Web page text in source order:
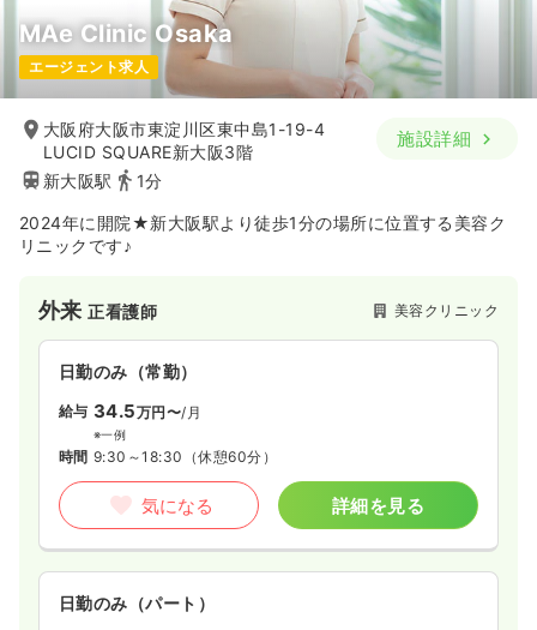
第二新卒可
気になる 詳細を見る
その他正看護師 一般＋療養
給与 お問い合わせください
日祝休み
4週8休以上 第二新卒可
MAe Clinic Osaka
エージェント求人
大阪府大阪市東淀川区東中島1-19-4
LUCID SQUARE新大阪3階
新大阪駅
1分
施設詳細
2024年に開院★新大阪駅より徒歩1分の場所に位置する美容ク
リニックです♪
外来正看護師 美容クリニック
日勤のみ（常勤）
給与 34.5万円〜/月
※一例
時間 9:30～18:30 （休憩60分）
気になる 詳細を見る
日勤のみ（パート）